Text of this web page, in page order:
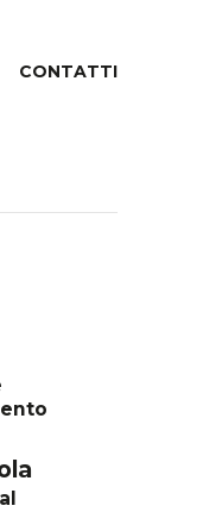
CONTATTI